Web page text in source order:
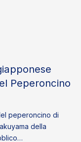
Peperoncino
peperoncino di
della